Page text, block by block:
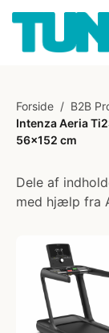
Forside / B2B
Intenza Aeria
56x152 cm
Dele af
med hjælp fra